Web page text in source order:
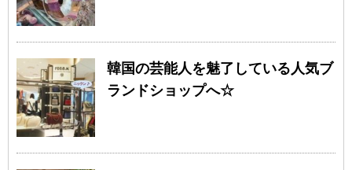
韓国の芸能人を魅了している人気ブ
ランドショップへ☆